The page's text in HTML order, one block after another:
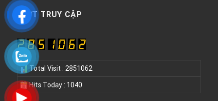
LƯỢT TRUY CẬP
Total Visit : 2851062
Hits Today : 1040